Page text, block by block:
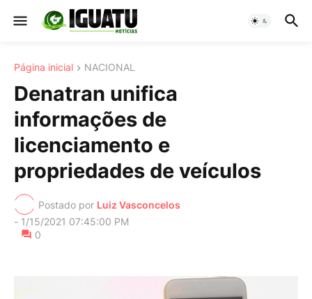
Página inicial NACIONAL
Denatran unifica
informações de
licenciamento e
propriedades de veículos
Postado por Luiz Vasconcelos
- 1/15/2021 07:45:00 PM
0